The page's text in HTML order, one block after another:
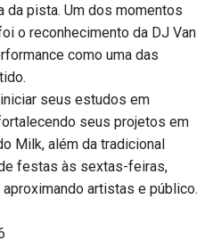
da pista. Um dos momentos
o reconhecimento da DJ Van
como uma das
seus estudos em
seus projetos em
Milk, além da tradicional
festas às sextas-feiras,
artistas e público.